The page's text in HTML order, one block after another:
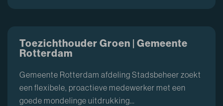
Toezichthouder Groen | Gemeente
Rotterdam
Gemeente Rotterdam afdeling Stadsbeheer zoekt
een flexibele, proactieve medewerker met een
goede mondelinge uitdrukking…